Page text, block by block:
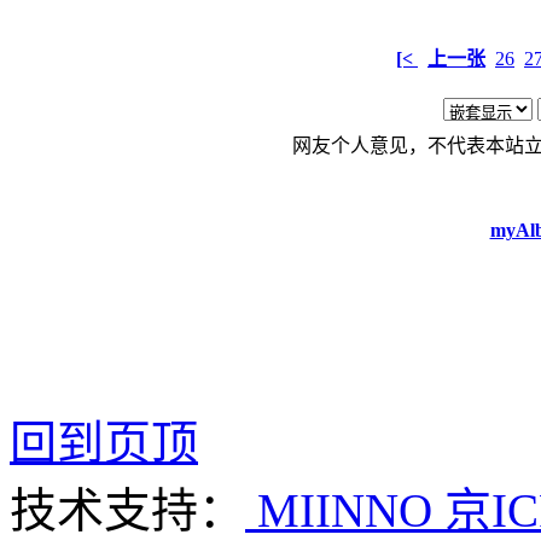
[< 上一张 26
网友个人意见，不代表本站
回到页顶
技术支持：
MIINNO 京